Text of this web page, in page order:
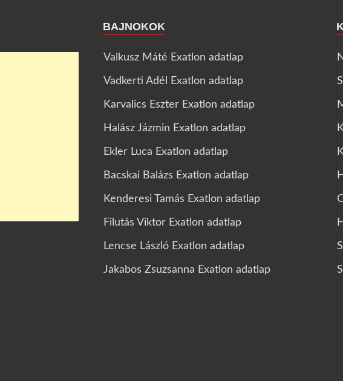
BAJNOKOK
Valkusz Máté Exatlon adatlap
Vadkerti Adél Exatlon adatlap
Karvalics Eszter Exatlon adatlap
Halász Jázmin Exatlon adatlap
Ekler Luca Exatlon adatlap
Bacskai Balázs Exatlon adatlap
Kenderesi Tamás Exatlon adatlap
Filutás Viktor Exatlon adatlap
Lencse László Exatlon adatlap
Jakabos Zsuzsanna Exatlon adatlap